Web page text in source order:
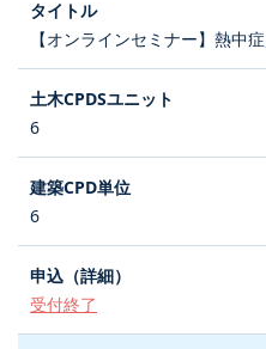
【オンラインセミナー】熱中
6
6
受付終了